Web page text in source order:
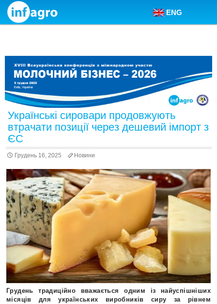
Skip to content
ENG
Українські сировари продовжують
втрачати позиції через дешевий імпорт з
ЄС
Грудень 16, 2025 Новини
Грудень традиційно вважається одним із найуспішніших
місяців для українських виробників сиру за рівнем